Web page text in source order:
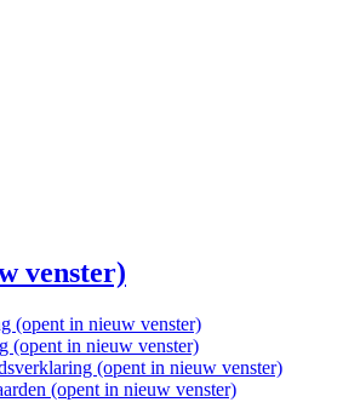
venster)
(opent in nieuw venster)
(opent in nieuw venster)
(opent in nieuw venster)
(opent in nieuw venster)